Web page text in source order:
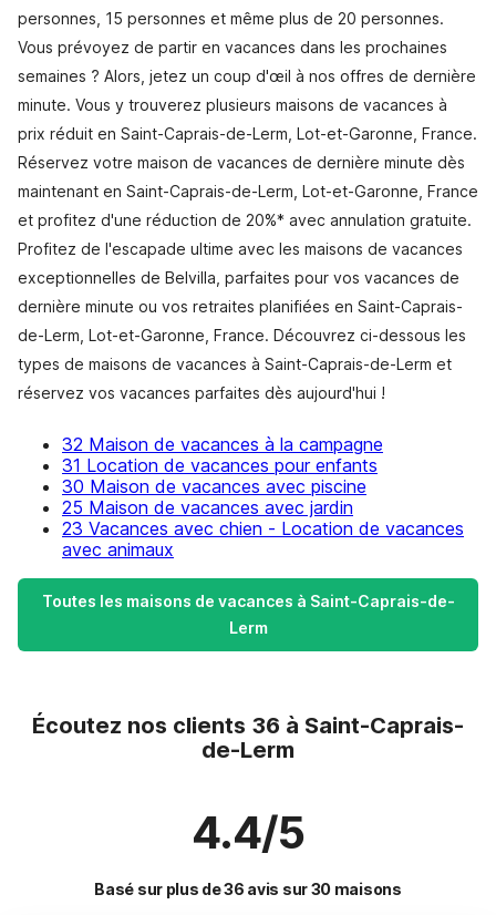
personnes, 15 personnes et même plus de 20 personnes.
Vous prévoyez de partir en vacances dans les prochaines
semaines ? Alors, jetez un coup d'œil à nos offres de dernière
minute. Vous y trouverez plusieurs maisons de vacances à
prix réduit en Saint-Caprais-de-Lerm, Lot-et-Garonne, France.
Réservez votre maison de vacances de dernière minute dès
maintenant en Saint-Caprais-de-Lerm, Lot-et-Garonne, France
et profitez d'une réduction de 20%* avec annulation gratuite.
Profitez de l'escapade ultime avec les maisons de vacances
exceptionnelles de Belvilla, parfaites pour vos vacances de
dernière minute ou vos retraites planifiées en Saint-Caprais-
de-Lerm, Lot-et-Garonne, France. Découvrez ci-dessous les
types de maisons de vacances à Saint-Caprais-de-Lerm et
réservez vos vacances parfaites dès aujourd'hui !
32 Maison de vacances à la campagne
31 Location de vacances pour enfants
30 Maison de vacances avec piscine
25 Maison de vacances avec jardin
23 Vacances avec chien - Location de vacances
avec animaux
Toutes les maisons de vacances à Saint-Caprais-de-
Lerm
Écoutez nos clients 36 à Saint-Caprais-
de-Lerm
4.4/5
Basé sur plus de 36 avis sur 30 maisons